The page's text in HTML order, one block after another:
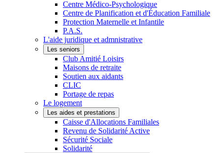
Centre Médico-Psychologique
Centre de Planification et d'Éducation Familiale
Protection Maternelle et Infantile
P.A.S.
L'aide juridique et admnistrative
Les seniors
Club Amitié Loisirs
Maisons de retraite
Soutien aux aidants
CLIC
Portage de repas
Le logement
Les aides et prestations
Caisse d'Allocations Familiales
Revenu de Solidarité Active
Sécurité Sociale
Solidarité